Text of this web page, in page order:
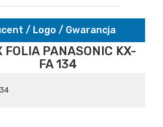
/ Logo / Gwarancja
FOLIA PANASONIC KX-
FA 134